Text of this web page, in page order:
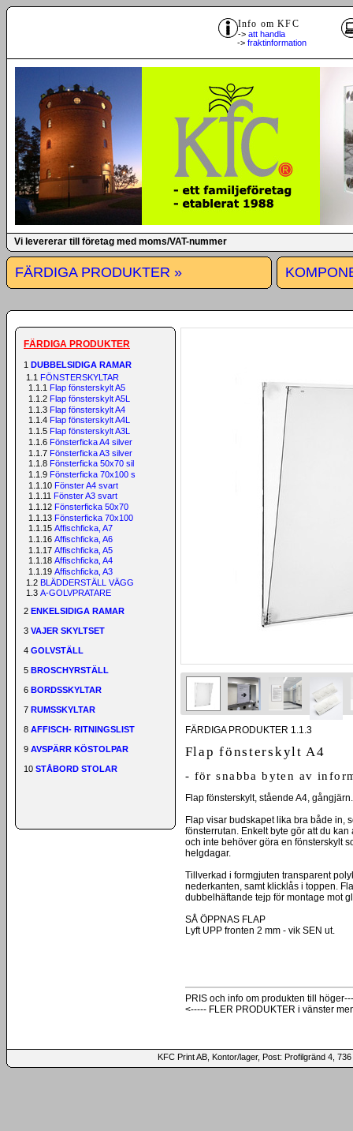
Info om KFC
-> att handla
-> fraktinformation
Vi levererar till företag med moms/VAT-nummer
FÄRDIGA PRODUKTER »
FÄRDIGA PRODUKTER
1 DUBBELSIDIGA RAMAR
1.1 FÖNSTERSKYLTAR
1.1.1
Flap fönsterskylt A5
1.1.2 Flap fönsterskylt A5L
1.1.3 Flap fönsterskylt A4
1.1.4 Flap fönsterskylt A4L
1.1.5 Flap fönsterskylt A3L
1.1.6 Fönsterficka A4 silver
1.1.7 Fönsterficka A3 silver
1.1.8 Fönsterficka 50x70 sil
1.1.9 Fönsterficka 70x100 s
1.1.10 Fönster A4 svart
1.1.11
Fönster A3 svart
1.1.12 Fönsterficka 50x70
1.1.13 Fönsterficka 70x100
1.1.15 Affischficka, A7
1.1.16 Affischficka, A6
1.1.17 Affischficka, A5
1.1.18 Affischficka, A4
1.1.19 Affischficka, A3
1.2 BLÄDDERSTÄLL VÄGG
1.3 A-GOLVPRATARE
2 ENKELSIDIGA RAMAR
3 VAJER SKYLTSET
4 GOLVSTÄLL
5 BROSCHYRSTÄLL
6 BORDSSKYLTAR
7 RUMSSKYLTAR
8 AFFISCH- RITNINGSLIST
9 AVSPÄRR KÖSTOLPAR
10 STÅBORD STOLAR
FÄRDIGA PRODUKTER 1.1.3
Flap fönsterskylt A4
- för snabba byten av
Flap fönsterskylt, stående A4, gångjärn.
Flap visar budskapet lika bra både in,
fönsterrutan. Enkelt byte gör att du
och inte behöver göra en fönsterskylt
helgdagar.
Tillverkad i formgjuten transparent
nederkanten, samt klicklås i toppen.
dubbelhäftande tejp för montage mot
SÅ ÖPPNAS FLAP
Lyft UPP fronten 2 mm - vik SEN ut.
PRIS och info om produkten till
<----- FLER PRODUKTER i vänster
KFC Print AB, Kontor/lager, Post: Profilgränd 4,